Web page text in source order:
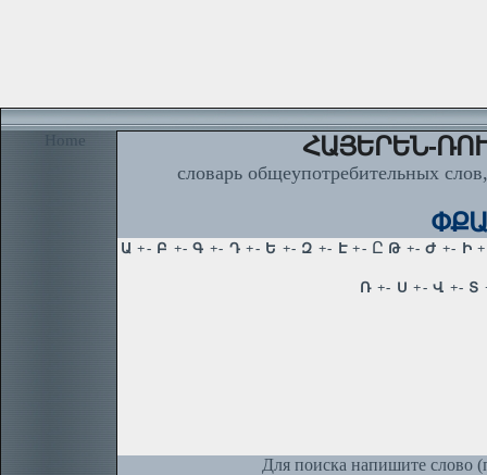
Home ՀԱՅԵՐԵՆ-
словарь общеупотребительных
Для поиска напишите слово